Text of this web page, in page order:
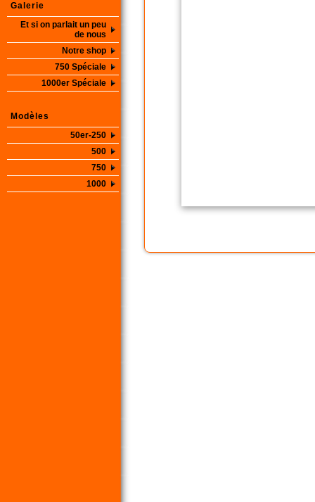
Galerie
Et si on parlait un peu
de nous
Notre shop
750 Spéciale
1000er Spéciale
Modèles
50er-250
500
750
1000